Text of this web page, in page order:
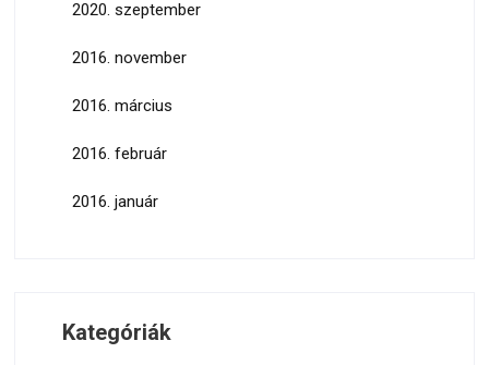
2020. szeptember
2016. november
2016. március
2016. február
2016. január
Kategóriák